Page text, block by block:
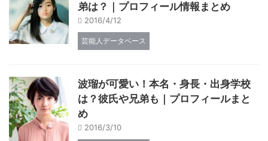
弟は？｜プロフィール情報まとめ
2016/4/12
芸能人データベース
波瑠が可愛い！本名・身長・出身学校
は？彼氏や兄弟も｜プロフィールまと
め
2016/3/10